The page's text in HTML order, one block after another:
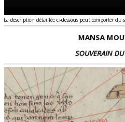
La description détaillée ci-dessous peut comporter du
MANSA
SOUVERAINDU